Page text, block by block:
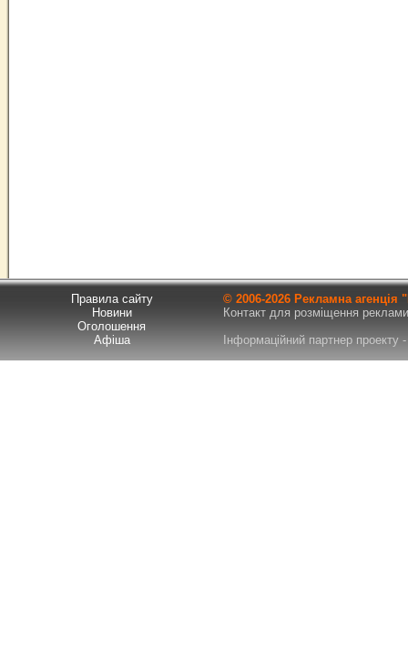
Правила сайту
Новини
Оголошення
Афіша
© 2006-2026 Рекламна
Контакт для розміщення
Інформаційний партнер проекту